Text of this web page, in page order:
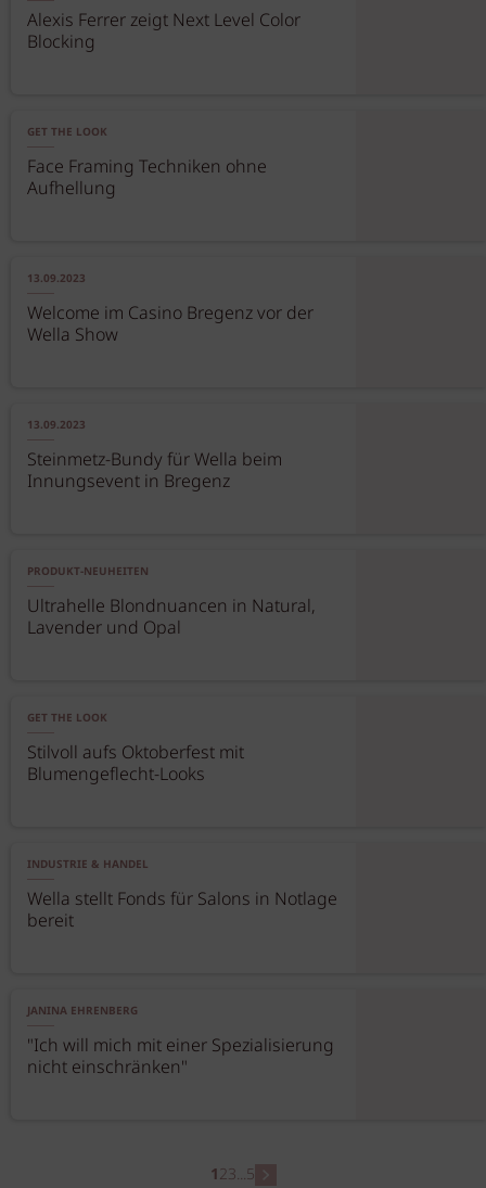
Alexis Ferrer zeigt Next Level Color
Blocking
GET THE LOOK
Face Framing Techniken ohne
Aufhellung
13.09.2023
Welcome im Casino Bregenz vor der
Wella Show
13.09.2023
Steinmetz-Bundy für Wella beim
Innungsevent in Bregenz
PRODUKT-NEUHEITEN
Ultrahelle Blondnuancen in Natural,
Lavender und Opal
GET THE LOOK
Stilvoll aufs Oktoberfest mit
Blumengeflecht-Looks
INDUSTRIE & HANDEL
Wella stellt Fonds für Salons in Notlage
bereit
JANINA EHRENBERG
"Ich will mich mit einer Spezialisierung
nicht einschränken"
123...5